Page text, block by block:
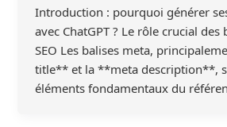
Introduction : pourquoi générer
avec ChatGPT ? Le rôle crucial des
SEO Les balises meta,
title** et la **meta description**,
éléments fondamentaux du